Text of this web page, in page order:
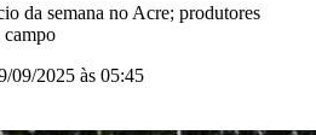
da semana no Acre; produtores
campo
09/2025 às 05:45